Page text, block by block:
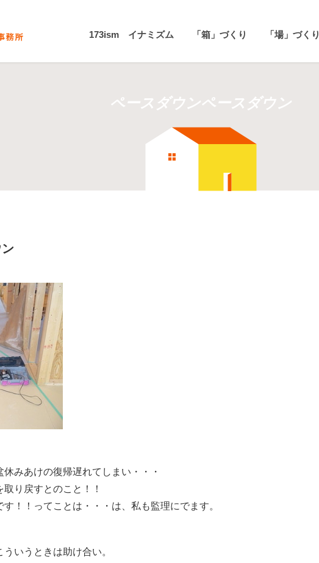
173ism イナミズム 「箱」づくり 「場」づくり
ペースダウンペースダウン
みあけの復帰遅れてしまい・・・
り戻すとのこと！！
！！ってことは・・・は、私も監理にでます。
いうときは助け合い。